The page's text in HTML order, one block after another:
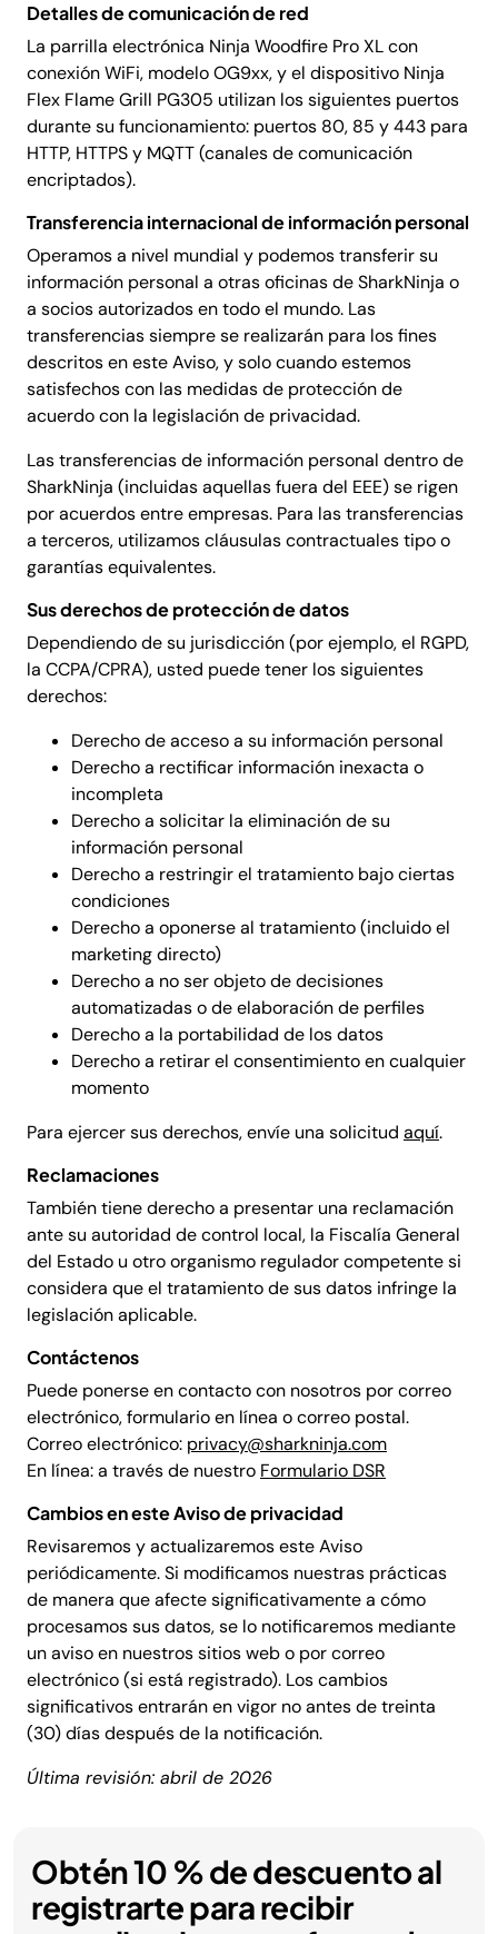
Detalles de comunicación de red
La parrilla electrónica Ninja Woodfire Pro XL con
conexión WiFi, modelo OG9xx, y el dispositivo Ninja
Flex Flame Grill PG305 utilizan los siguientes puertos
durante su funcionamiento: puertos 80, 85 y 443 para
HTTP, HTTPS y MQTT (canales de comunicación
encriptados).
Transferencia internacional de información personal
Operamos a nivel mundial y podemos transferir su
información personal a otras oficinas de SharkNinja o
a socios autorizados en todo el mundo. Las
transferencias siempre se realizarán para los fines
descritos en este Aviso, y solo cuando estemos
satisfechos con las medidas de protección de
acuerdo con la legislación de privacidad.
Las transferencias de información personal dentro de
SharkNinja (incluidas aquellas fuera del EEE) se rigen
por acuerdos entre empresas. Para las transferencias
a terceros, utilizamos cláusulas contractuales tipo o
garantías equivalentes.
Sus derechos de protección de datos
Dependiendo de su jurisdicción (por ejemplo, el RGPD,
la CCPA/CPRA), usted puede tener los siguientes
derechos:
Derecho de acceso a su información personal
Derecho a rectificar información inexacta o
incompleta
Derecho a solicitar la eliminación de su
información personal
Derecho a restringir el tratamiento bajo ciertas
condiciones
Derecho a oponerse al tratamiento (incluido el
marketing directo)
Derecho a no ser objeto de decisiones
automatizadas o de elaboración de perfiles
Derecho a la portabilidad de los datos
Derecho a retirar el consentimiento en cualquier
momento
Para ejercer sus derechos, envíe una solicitud aquí.
Reclamaciones
También tiene derecho a presentar una reclamación
ante su autoridad de control local, la Fiscalía General
del Estado u otro organismo regulador competente si
considera que el tratamiento de sus datos infringe la
legislación aplicable.
Contáctenos
Puede ponerse en contacto con nosotros por correo
electrónico, formulario en línea o correo postal.
Correo electrónico: privacy@sharkninja.com
En línea: a través de nuestro Formulario DSR
Cambios en este Aviso de privacidad
Revisaremos y actualizaremos este Aviso
periódicamente. Si modificamos nuestras prácticas
de manera que afecte significativamente a cómo
procesamos sus datos, se lo notificaremos mediante
un aviso en nuestros sitios web o por correo
electrónico (si está registrado). Los cambios
significativos entrarán en vigor no antes de treinta
(30) días después de la notificación.
Última revisión: abril de 2026
Obtén 10 % de descuento al
registrarte para recibir